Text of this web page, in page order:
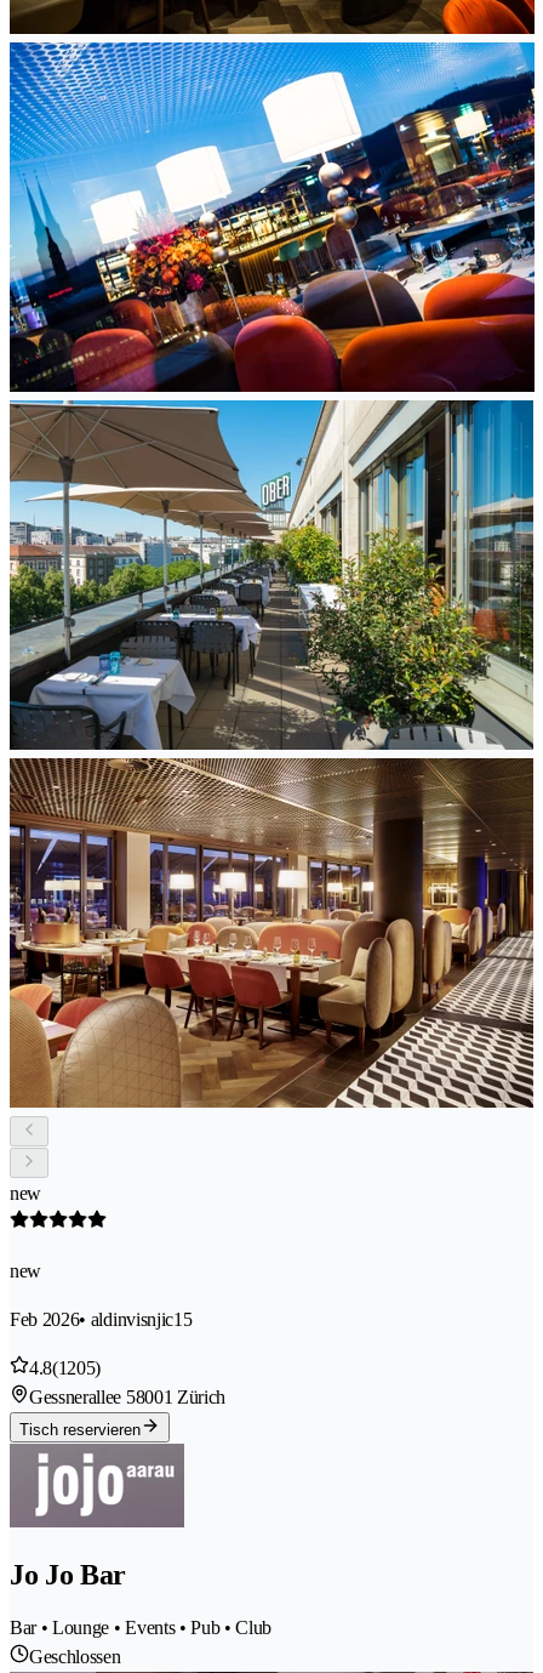
new
new
Feb 2026• aldinvisnjic15
4.8(1205)
Gessnerallee 58001 Zürich
Tisch reservieren
Jo Jo Bar
Bar • Lounge • Events • Pub • Club
Geschlossen